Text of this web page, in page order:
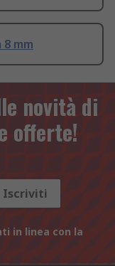
mm
novità di
offerte!
Iscriviti
in linea con la